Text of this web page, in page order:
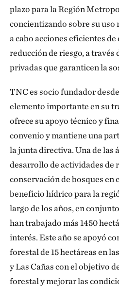
plazo para la Región
concientizando sobre su uso
a cabo acciones eficientes
reducción de riesgo, a través
privadas que garanticen la
TNC es socio fundador
elemento importante en su
ofrece su apoyo técnico y
convenio y mantiene una
la junta directiva. Una de las
desarrollo de actividades de
conservación de bosques en
beneficio hídrico para la
largo de los años, en
han trabajado más 1450
interés. Este año se apoyó
forestal de 15 hectáreas en
y Las Cañas con el objetivo
forestal y mejorar las